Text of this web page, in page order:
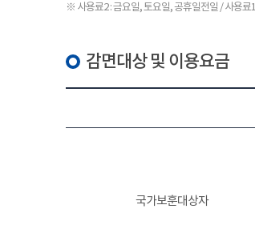
※ 사용료2 : 금요일, 토요일, 공휴일전일 / 사용료
감면대상 및 이용요금
국가보훈대상자